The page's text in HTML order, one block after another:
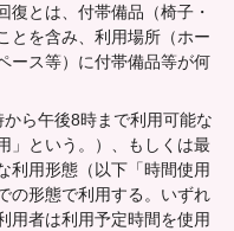
復とは、付帯備品（椅子・
とを含み、利用場所（ホー
ース等）に付帯備品等が何
ら午後8時まで利用可能な
」という。）、もしくは最
利用形態（以下「時間使用
の形態で利用する。いずれ
用者は利用予定時間を使用